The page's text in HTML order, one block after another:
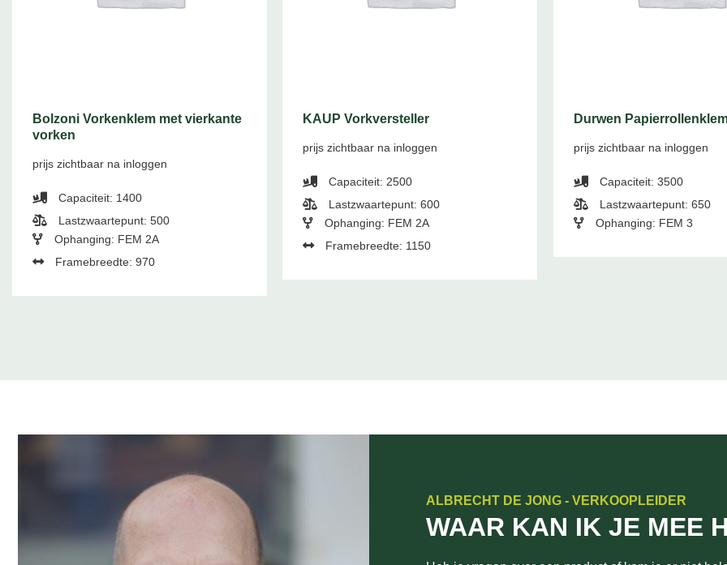
Bolzoni Vorkenklem met vierkante
vorken
prijs zichtbaar na inloggen
Capaciteit: 1400
Lastzwaartepunt: 500
Ophanging: FEM 2A
Framebreedte: 970
KAUP Vorkversteller
prijs zichtbaar na inloggen
Capaciteit: 2500
Lastzwaartepunt: 600
Ophanging: FEM 2A
Framebreedte: 1150
Durwen
prijs zichtbaar na inloggen
Capaciteit: 3500
Lastzwaartepunt: 650
Ophanging: FEM 3
ALBRECHT DE JONG - VERKOOPLEIDER
WAAR KAN IK JE MEE